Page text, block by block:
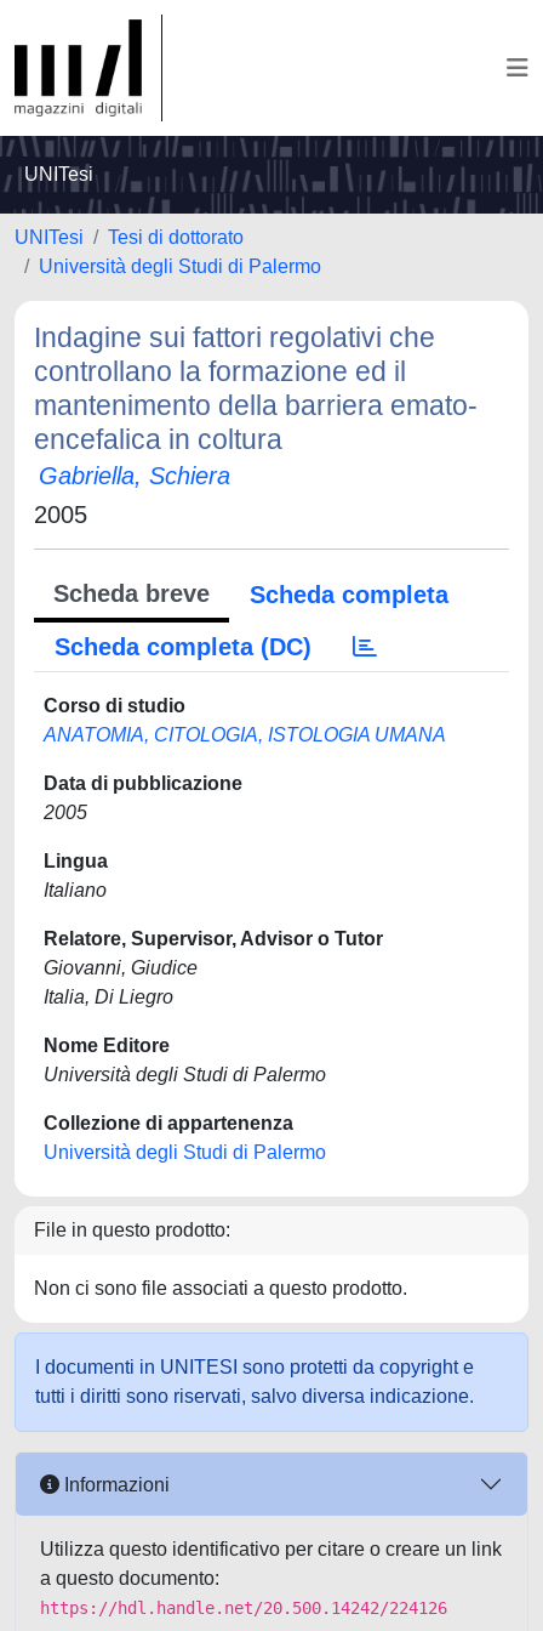
UNITesi
UNITesi
Tesi di dottorato
Università degli Studi di Palermo
Indagine sui fattori regolativi che
controllano la formazione ed il
mantenimento della barriera emato-
encefalica in coltura
Gabriella, Schiera
2005
Scheda breve
Scheda completa
Scheda completa (DC)
Corso di studio
ANATOMIA, CITOLOGIA, ISTOLOGIA UMANA
Data di pubblicazione
2005
Lingua
Italiano
Relatore, Supervisor, Advisor o Tutor
Giovanni, Giudice
Italia, Di Liegro
Nome Editore
Università degli Studi di Palermo
Collezione di appartenenza
Università degli Studi di Palermo
File in questo prodotto:
Non ci sono file associati a questo prodotto.
I documenti in UNITESI sono protetti da copyright e
tutti i diritti sono riservati, salvo diversa indicazione.
Informazioni
Utilizza questo identificativo per citare o creare un link
a questo documento:
https://hdl.handle.net/20.500.14242/224126